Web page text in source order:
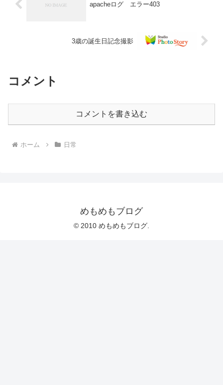
apacheログ エラー403
3歳の誕生日記念撮影
コメント
コメントを書き込む
ホーム 日常
めもめもブログ
© 2010 めもめもブログ.